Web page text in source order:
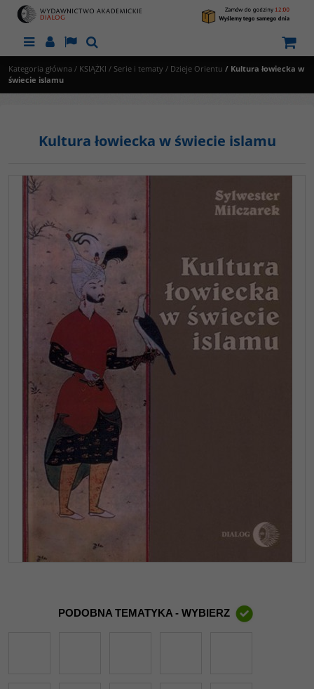
MenuPanelLangSzukaj
Kategoria główna / KSIĄŻKI / Serie i tematy / Dzieje Orientu / Kultura łowiecka w
świecie islamu
Kultura łowiecka w świecie islamu
PODOBNA TEMATYKA - WYBIERZ